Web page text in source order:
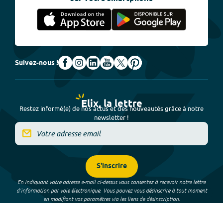
Suivez-nous !
Elix, la lettre
Restez informé(e) de nos actus et des nouveautés grâce à notre
newsletter !
S'inscrire
En indiquant votre adresse e-mail ci-dessus vous consentez à recevoir notre lettre
d’information par voie électronique. Vous pouvez vous désinscrire à tout moment
en modifiant vos paramètres via les liens de désinscription.